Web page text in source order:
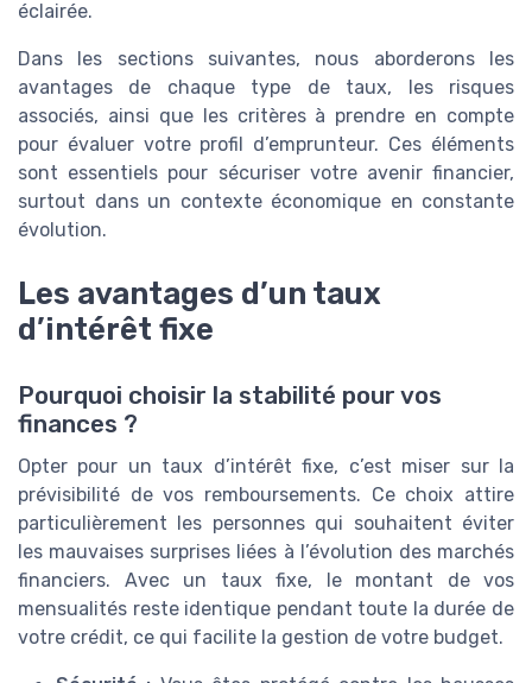
éclairée.
Dans les sections suivantes, nous aborderons les
avantages de chaque type de taux, les risques
associés, ainsi que les critères à prendre en compte
pour évaluer votre profil d’emprunteur. Ces éléments
sont essentiels pour sécuriser votre avenir financier,
surtout dans un contexte économique en constante
évolution.
Les avantages d’un taux
d’intérêt fixe
Pourquoi choisir la stabilité pour vos
finances ?
Opter pour un taux d’intérêt fixe, c’est miser sur la
prévisibilité de vos remboursements. Ce choix attire
particulièrement les personnes qui souhaitent éviter
les mauvaises surprises liées à l’évolution des marchés
financiers. Avec un taux fixe, le montant de vos
mensualités reste identique pendant toute la durée de
votre crédit, ce qui facilite la gestion de votre budget.